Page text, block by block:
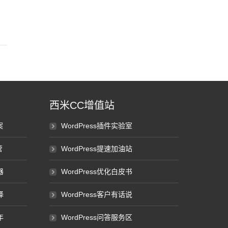
西米CC增值站
WordPress插件实验室
WordPress提速加油站
WordPress优化白皮书
WordPress客户有话说
WordPress问答服务区